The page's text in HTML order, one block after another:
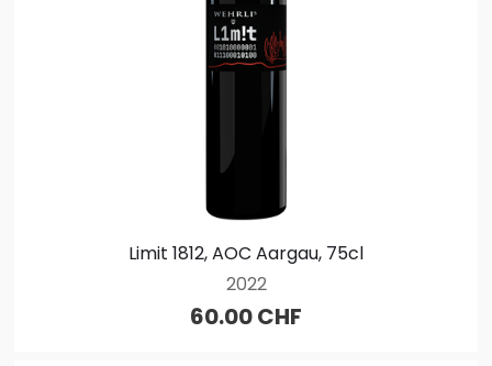
Limit 1812, AOC Aargau, 75cl
2022
60.00 CHF